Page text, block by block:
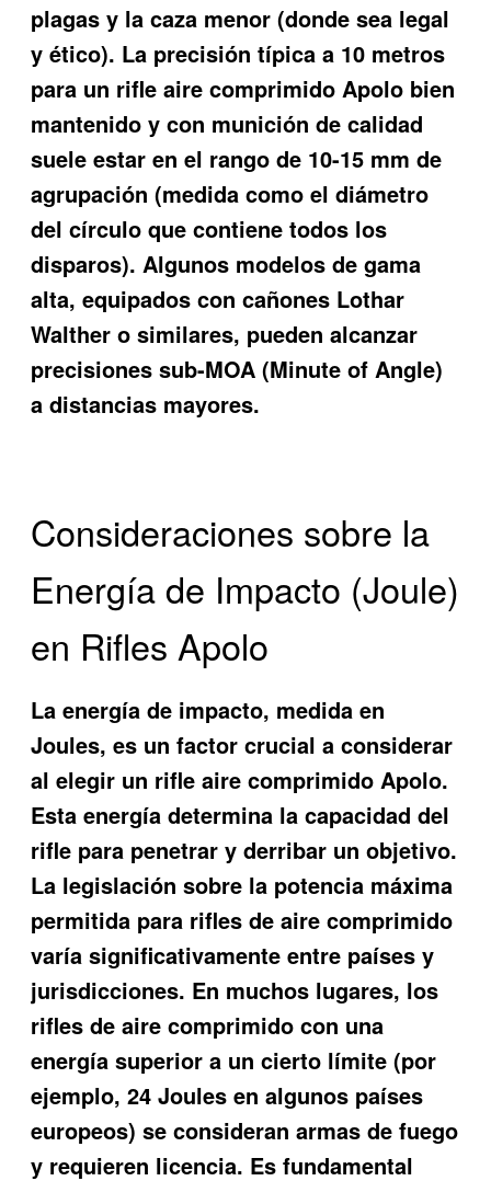
plagas y la caza menor (donde sea legal
y ético). La precisión típica a 10 metros
para un rifle aire comprimido Apolo bien
mantenido y con munición de calidad
suele estar en el rango de 10-15 mm de
agrupación (medida como el diámetro
del círculo que contiene todos los
disparos). Algunos modelos de gama
alta, equipados con cañones Lothar
Walther o similares, pueden alcanzar
precisiones sub-MOA (Minute of Angle)
a distancias mayores.
Consideraciones sobre la
Energía de Impacto (Joule)
en Rifles Apolo
La energía de impacto, medida en
Joules, es un factor crucial a considerar
al elegir un rifle aire comprimido Apolo.
Esta energía determina la capacidad del
rifle para penetrar y derribar un objetivo.
La legislación sobre la potencia máxima
permitida para rifles de aire comprimido
varía significativamente entre países y
jurisdicciones. En muchos lugares, los
rifles de aire comprimido con una
energía superior a un cierto límite (por
ejemplo, 24 Joules en algunos países
europeos) se consideran armas de fuego
y requieren licencia. Es fundamental